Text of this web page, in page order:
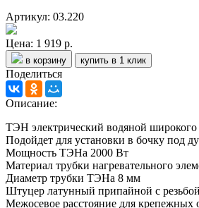
Артикул: 03.220
Цена: 1 919 р.
в корзину купить в 1 клик
Поделиться
Описание:
ТЭН электрический водяной
Подойдет для установки в бочку под
Мощность ТЭНа 2000 Вт
Материал трубки нагревательного
Диаметр трубки ТЭНа 8 мм
Штуцер латунный припайной с
Межосевое расстояние для крепежных